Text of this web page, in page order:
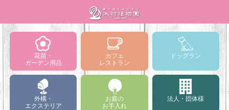
花苗・
ガーデン用品
カフェ
レストラン
ドッグラン
外構・
エクステリア
お庭の
お手入れ
法人・団体様